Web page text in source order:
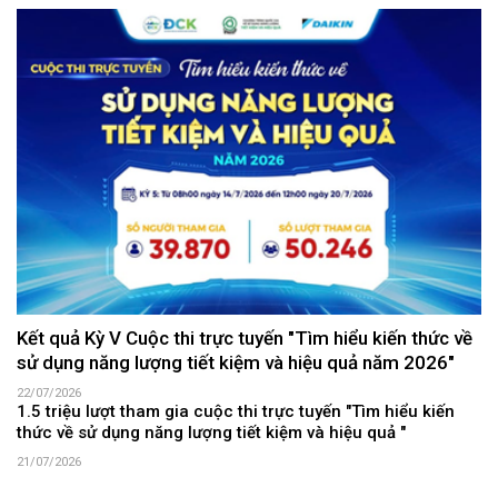
Kết quả Kỳ V Cuộc thi trực tuyến "Tìm hiểu kiến thức về
sử dụng năng lượng tiết kiệm và hiệu quả năm 2026"
22/07/2026
1.5 triệu lượt tham gia cuộc thi trực tuyến "Tìm hiểu kiến
thức về sử dụng năng lượng tiết kiệm và hiệu quả "
21/07/2026